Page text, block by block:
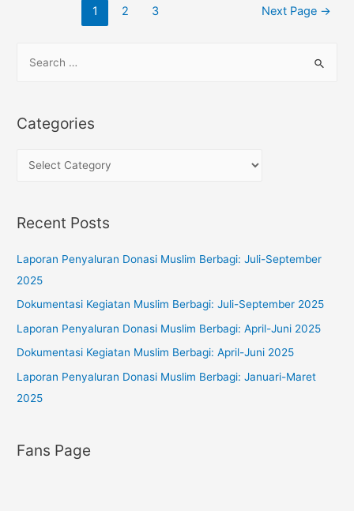
1 2 3 Next Page →
r
r
Categories
e
o
r
i
e
s
Recent Posts
Laporan Penyaluran Donasi Muslim Berbagi: Juli-September
2025
Dokumentasi Kegiatan Muslim Berbagi: Juli-September 2025
Laporan Penyaluran Donasi Muslim Berbagi: April-Juni 2025
Dokumentasi Kegiatan Muslim Berbagi: April-Juni 2025
Laporan Penyaluran Donasi Muslim Berbagi: Januari-Maret
2025
Fans Page